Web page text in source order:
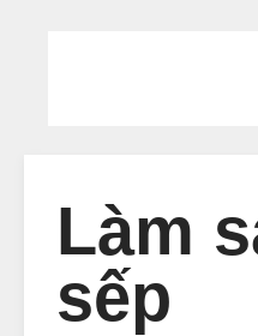
Làm
sếp